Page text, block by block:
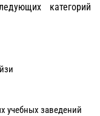
категорий
учебных заведений